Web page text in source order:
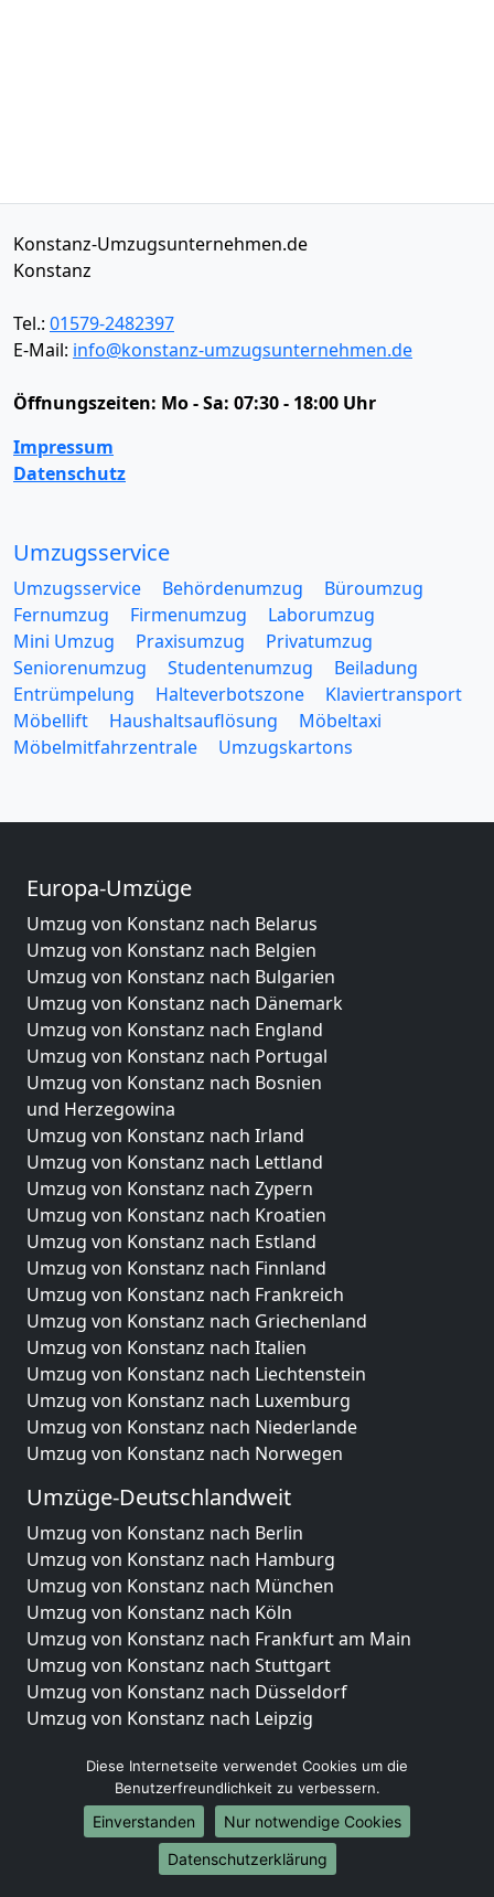
Konstanz-Umzugsunternehmen.de
Konstanz
Tel.: 01579-2482397
E-Mail: info@konstanz-umzugsunternehmen.de
Öffnungszeiten: Mo - Sa: 07:30 - 18:00 Uhr
Impressum
Datenschutz
Umzugsservice
Umzugsservice Behördenumzug
Büroumzug
Fernumzug
Firmenumzug
Laborumzug
Mini Umzug
Praxisumzug
Privatumzug
Seniorenumzug
Studentenumzug
Beiladung
Entrümpelung
Halteverbotszone
Klaviertransport
Möbellift
Haushaltsauflösung
Möbeltaxi
Möbelmitfahrzentrale
Umzugskartons
Europa-Umzüge
Umzug von Konstanz nach Belarus
Umzug von Konstanz nach Belgien
Umzug von Konstanz nach Bulgarien
Umzug von Konstanz nach Dänemark
Umzug von Konstanz nach England
Umzug von Konstanz nach Portugal
Umzug von Konstanz nach Bosnien
und Herzegowina
Umzug von Konstanz nach Irland
Umzug von Konstanz nach Lettland
Umzug von Konstanz nach Zypern
Umzug von Konstanz nach Kroatien
Umzug von Konstanz nach Estland
Umzug von Konstanz nach Finnland
Umzug von Konstanz nach Frankreich
Umzug von Konstanz nach Griechenland
Umzug von Konstanz nach Italien
Umzug von Konstanz nach Liechtenstein
Umzug von Konstanz nach Luxemburg
Umzug von Konstanz nach Niederlande
Umzug von Konstanz nach Norwegen
Umzüge-Deutschlandweit
Umzug von Konstanz nach Berlin
Umzug von Konstanz nach Hamburg
Umzug von Konstanz nach München
Umzug von Konstanz nach Köln
Umzug von Konstanz nach Frankfurt am Main
Umzug von Konstanz nach Stuttgart
Umzug von Konstanz nach Düsseldorf
Umzug von Konstanz nach Leipzig
Umzug von Konstanz nach Essen
Umzug von Konstanz nach Bremen
Umzug von Konstanz nach Dresden
Umzug von Konstanz nach Hannover
Umzug von Konstanz nach Nürnberg
Diese Internetseite verwendet Cookies um die
Benutzerfreundlichkeit zu verbessern.
Einverstanden
Nur notwendige Cookies
Datenschutzerklärung